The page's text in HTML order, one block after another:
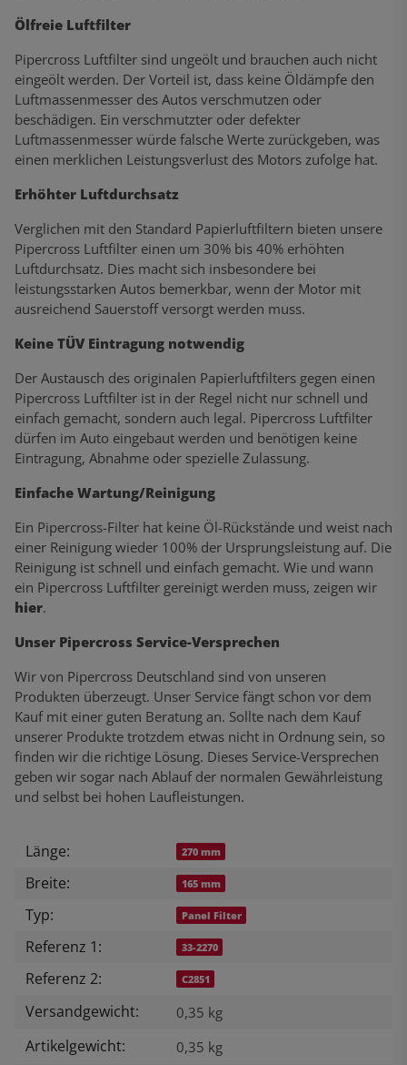
Ölfreie Luftfilter
Pipercross Luftfilter sind ungeölt und brauchen auch nicht
eingeölt werden. Der Vorteil ist, dass keine Öldämpfe den
Luftmassenmesser des Autos verschmutzen oder
beschädigen. Ein verschmutzter oder defekter
Luftmassenmesser würde falsche Werte zurückgeben, was
einen merklichen Leistungsverlust des Motors zufolge hat.
Erhöhter Luftdurchsatz
Verglichen mit den Standard Papierluftfiltern bieten unsere
Pipercross Luftfilter einen um 30% bis 40% erhöhten
Luftdurchsatz. Dies macht sich insbesondere bei
leistungsstarken Autos bemerkbar, wenn der Motor mit
ausreichend Sauerstoff versorgt werden muss.
Keine TÜV Eintragung notwendig
Der Austausch des originalen Papierluftfilters gegen einen
Pipercross Luftfilter ist in der Regel nicht nur schnell und
einfach gemacht, sondern auch legal. Pipercross Luftfilter
dürfen im Auto eingebaut werden und benötigen keine
Eintragung, Abnahme oder spezielle Zulassung.
Einfache Wartung/Reinigung
Ein Pipercross-Filter hat keine Öl-Rückstände und weist nach
einer Reinigung wieder 100% der Ursprungsleistung auf. Die
Reinigung ist schnell und einfach gemacht. Wie und wann
ein Pipercross Luftfilter gereinigt werden muss, zeigen wir
hier.
Unser Pipercross Service-Versprechen
Wir von Pipercross Deutschland sind von unseren
Produkten überzeugt. Unser Service fängt schon vor dem
Kauf mit einer guten Beratung an. Sollte nach dem Kauf
unserer Produkte trotzdem etwas nicht in Ordnung sein, so
finden wir die richtige Lösung. Dieses Service-Versprechen
geben wir sogar nach Ablauf der normalen Gewährleistung
und selbst bei hohen Laufleistungen.
Produkteigenschaft
Wert
Länge: 270 mm
Breite: 165 mm
Typ: Panel Filter
Referenz 1: 33-2270
Referenz 2: C2851
Versandgewicht: 0,35 kg
Artikelgewicht: 0,35 kg